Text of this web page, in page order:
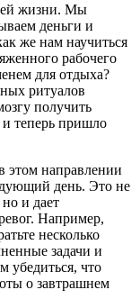
жизни. Мы
деньги и
же нам научиться
рабочего
для отдыха?
ритуалов
получить
и теперь пришло
этом направлении
день. Это не
и дает
Например,
несколько
задачи и
убедиться, что
о завтрашнем